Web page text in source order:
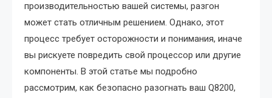
производительностью вашей системы, разгон
может стать отличным решением. Однако, этот
процесс требует осторожности и понимания, иначе
вы рискуете повредить свой процессор или другие
компоненты. В этой статье мы подробно
рассмотрим, как безопасно разогнать ваш Q8200,